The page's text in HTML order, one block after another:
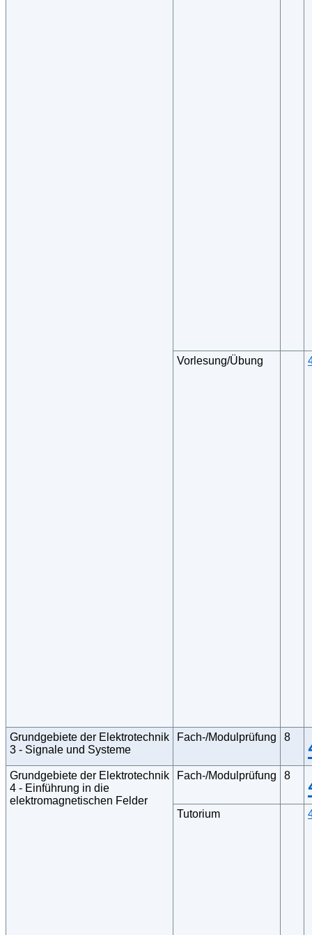
Vorlesung/Übung
Grundgebiete der Elektrotechnik
3 - Signale und Systeme
Fach-/Modulprüfung 8
Grundgebiete der Elektrotechnik
4 - Einführung in die
elektromagnetischen Felder
Fach-/Modulprüfung 8
Tutorium